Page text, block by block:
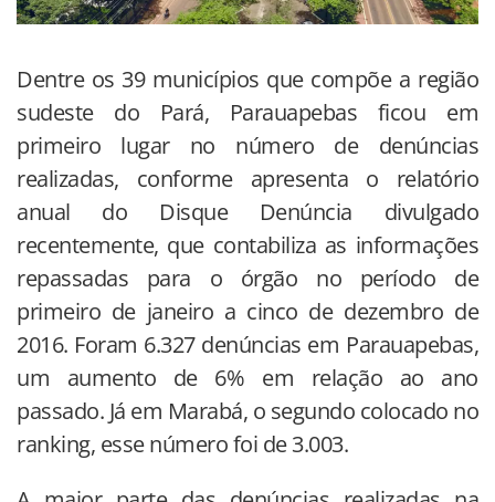
Dentre os 39 municípios que compõe a região
sudeste do Pará, Parauapebas ficou em
primeiro lugar no número de denúncias
realizadas, conforme apresenta o relatório
anual do Disque Denúncia divulgado
recentemente, que contabiliza as informações
repassadas para o órgão no período de
primeiro de janeiro a cinco de dezembro de
2016. Foram 6.327 denúncias em Parauapebas,
um aumento de 6% em relação ao ano
passado. Já em Marabá, o segundo colocado no
ranking, esse número foi de 3.003.